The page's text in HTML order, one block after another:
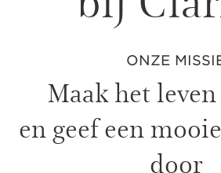
ONZE
Maak het
en geef een
door